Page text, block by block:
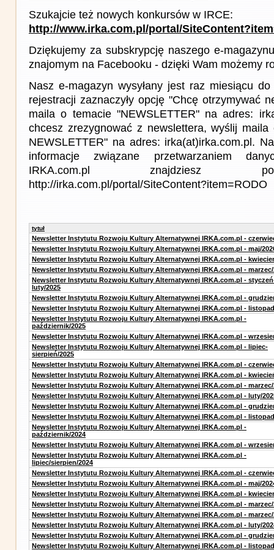
Szukajcie też nowych konkursów w IRCE:
http://www.irka.com.pl/portal/
Dziękujemy za subskrypcję naszego e-
znajomym na Facebooku - dzięki Wam możemy
Nasz e-magazyn wysyłany jest raz miesiącu
rejestracji zaznaczyły opcję "Chcę otrzymywać
maila o temacie "NEWSLETTER" na adres:
chcesz zrezygnować z newslettera, wyślij
NEWSLETTER" na adres: irka(at)irka.com.pl.
informacje związane przetwarzaniem
IRKA.com.pl znajdziesz
http://irka.com.pl/portal/SiteContent?item=RODO
tytuł
Newsletter Instytutu Rozwoju Kultury Alternatywnej IRKA.com.pl -
Newsletter Instytutu Rozwoju Kultury Alternatywnej IRKA.com.pl - maj/
Newsletter Instytutu Rozwoju Kultury Alternatywnej IRKA.com.pl -
Newsletter Instytutu Rozwoju Kultury Alternatywnej IRKA.com.pl - marzec/
Newsletter Instytutu Rozwoju Kultury Alternatywnej IRKA.com.pl -
luty/2025
Newsletter Instytutu Rozwoju Kultury Alternatywnej IRKA.com.pl -
Newsletter Instytutu Rozwoju Kultury Alternatywnej IRKA.com.pl -
Newsletter Instytutu Rozwoju Kultury Alternatywnej IRKA.com.pl -
październik/2025
Newsletter Instytutu Rozwoju Kultury Alternatywnej IRKA.com.pl -
Newsletter Instytutu Rozwoju Kultury Alternatywnej IRKA.com.pl - lipiec-
sierpień/2025
Newsletter Instytutu Rozwoju Kultury Alternatywnej IRKA.com.pl -
Newsletter Instytutu Rozwoju Kultury Alternatywnej IRKA.com.pl -
Newsletter Instytutu Rozwoju Kultury Alternatywnej IRKA.com.pl - marzec/
Newsletter Instytutu Rozwoju Kultury Alternatywnej IRKA.com.pl - luty/
Newsletter Instytutu Rozwoju Kultury Alternatywnej IRKA.com.pl -
Newsletter Instytutu Rozwoju Kultury Alternatywnej IRKA.com.pl -
Newsletter Instytutu Rozwoju Kultury Alternatywnej IRKA.com.pl -
październik/2024
Newsletter Instytutu Rozwoju Kultury Alternatywnej IRKA.com.pl -
Newsletter Instytutu Rozwoju Kultury Alternatywnej IRKA.com.pl -
lipiec/sierpien/2024
Newsletter Instytutu Rozwoju Kultury Alternatywnej IRKA.com.pl -
Newsletter Instytutu Rozwoju Kultury Alternatywnej IRKA.com.pl - maj/
Newsletter Instytutu Rozwoju Kultury Alternatywnej IRKA.com.pl -
Newsletter Instytutu Rozwoju Kultury Alternatywnej IRKA.com.pl - marzec/
Newsletter Instytutu Rozwoju Kultury Alternatywnej IRKA.com.pl - marzec/
Newsletter Instytutu Rozwoju Kultury Alternatywnej IRKA.com.pl - luty/
Newsletter Instytutu Rozwoju Kultury Alternatywnej IRKA.com.pl -
Newsletter Instytutu Rozwoju Kultury Alternatywnej IRKA.com.pl -